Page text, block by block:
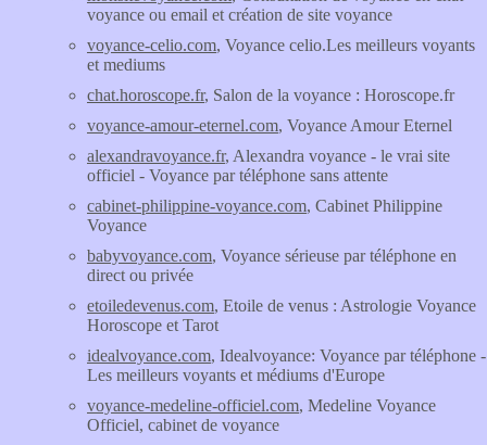
voyance ou email et création de site voyance
voyance-celio.com, Voyance celio.Les meilleurs voyants
et mediums
chat.horoscope.fr, Salon de la voyance : Horoscope.fr
voyance-amour-eternel.com, Voyance Amour Eternel
alexandravoyance.fr, Alexandra voyance - le vrai site
officiel - Voyance par téléphone sans attente
cabinet-philippine-voyance.com, Cabinet Philippine
Voyance
babyvoyance.com, Voyance sérieuse par téléphone en
direct ou privée
etoiledevenus.com, Etoile de venus : Astrologie Voyance
Horoscope et Tarot
idealvoyance.com, Idealvoyance: Voyance par téléphone -
Les meilleurs voyants et médiums d'Europe
voyance-medeline-officiel.com, Medeline Voyance
Officiel, cabinet de voyance